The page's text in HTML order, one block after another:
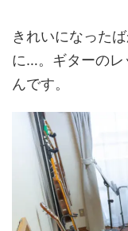
きれいになった
に…。ギターのレ
んです。